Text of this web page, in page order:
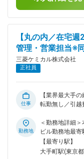
やりがい ・熱
最先端市場に働
す。 ・リサイ
プリプレグ）で
きな魅力です。
でキャリアを築
す。 ・素材の
横断で協働でき
り組んでいただけます。 ◆就業環境に
が週数回程度
想定していま
以内 変更の
くまでも目安
【丸の内／在宅
管理・営業担当※
三菱ケミカル株式会社
正社員
仕事
【業界最大手
転勤無し／引越
ーボンロール
だきます。当社
液晶用偏光板
フィルムの製造
勤務地
＜勤務地詳細
ビル勤務地最
煙変更の範囲
【最寄り駅】
大手町駅(東京